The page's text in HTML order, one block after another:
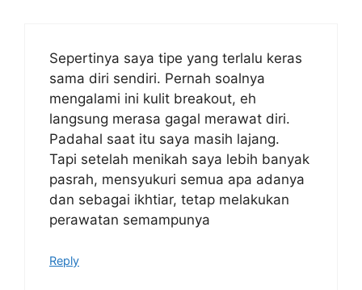
Sepertinya saya tipe yang terlalu keras
sama diri sendiri. Pernah soalnya
mengalami ini kulit breakout, eh
langsung merasa gagal merawat diri.
Padahal saat itu saya masih lajang.
Tapi setelah menikah saya lebih banyak
pasrah, mensyukuri semua apa adanya
dan sebagai ikhtiar, tetap melakukan
perawatan semampunya
Reply